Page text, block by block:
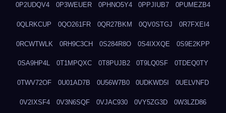
0P2UDQV4 0P3WEUER 0PHNO5Y4 0PPJIUB7 0PUMEZB4
0QLRKCUP 0QO261FR 0QR27BKM 0QV0STGJ 0R7FXEI4
0RCWTWLK 0RH9C3CH 0S284R8O 0S4IXXQE 0S9E2KPP
0SA9HP4L 0T1MPQXC 0T8PUJB2 0T9LQ0SF 0TDEQ0TY
0TWV72OF 0U01AD7B 0U56W7B0 0UDKWD5I 0UELVNFD
0V2IXSF4 0V3N6SQF 0VJAC930 0VY5ZG3D 0W3LZD86